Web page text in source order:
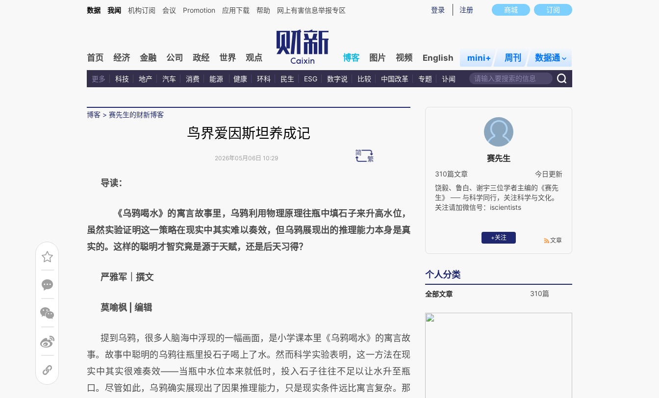
商城 订阅
登录 注册
数据 我闻 机构订阅 会议 Promotion 应用下载 帮助 网上有害信息举报专区
首页 经济 金融 公司 政经 世界 观点 博客 图片 视频 English mini+ 周刊 数据通
更多 科技 地产 汽车 消费 能源 健康 环科 民生 ESG 数字说 比较 中国改革 专题 讣闻
博客 > 赛先生的财新博客
鸟界爱因斯坦养成记
2026年05月06日 10:29
导读：
《乌鸦喝水》的寓言故事里，乌鸦利用物理原理往瓶中填石子来升高水位，
虽然实验证明这一策略在现实中其实难以奏效，但乌鸦展现出的推理能力本身是真
实的。这样的聪明才智究竟是源于天赋，还是后天习得？
严雅军｜撰文
莫喻枫 | 编辑
提到乌鸦，很多人脑海中浮现的一幅画面，是小学课本里《乌鸦喝水》的寓言故
事。故事中聪明的乌鸦往瓶里投石子喝上了水。然而科学实验表明，这一方法在现
实中其实很难奏效——当瓶中水位本来就低时，投入石子往往不足以让水升至瓶
口。尽管如此，乌鸦确实展现出了因果推理能力，只是现实条件远比寓言复杂。那
赛先生
310篇文章
今日更新
饶毅、鲁白、谢宇三位学者主编的《赛先
生》 ── 与科学同行，关注科学与文化。
关注请加微信号：iscientists
+关注 文章
个人分类
全部文章 310篇